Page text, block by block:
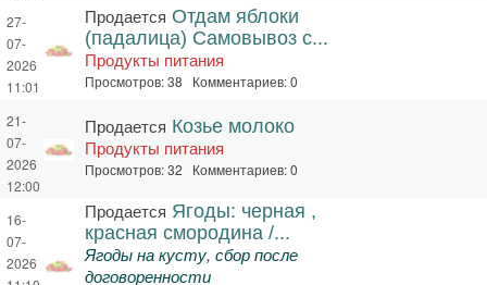
27-
07-
2026
11:01
Продается Отдам яблоки
(падалица) Самовывоз с...
Продукты питания
Просмотров: 38 Комментариев: 0
21-
07-
2026
12:00
Продается Козье молоко
Продукты питания
Просмотров: 32 Комментариев: 0
16-
07-
2026
Продается Ягоды: черная ,
красная смородина /...
Ягоды на кусту, сбор после
договоренности